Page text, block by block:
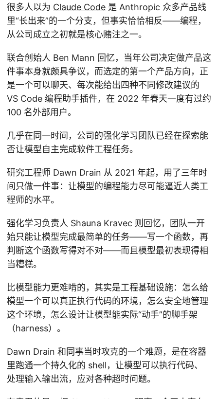
很多人以为 Claude Code 是 Anthropic 众多产品线
里“长出来”的一个分支，但事实恰恰相反——编程，
从公司成立之初就是核心赌注之一。
联合创始人 Ben Mann 回忆，当年公司决定做产品这
件事本身就颇具争议，而选定的第一个产品方向，正
是一个可以聊天、每次能给出四种不同修改建议的
VS Code 编程助手插件，在 2022 年春天一度有过约
100 名外部用户。
几乎在同一时间，公司的强化学习团队已经在探索能
否让模型自主完成软件工程任务。
研究工程师 Dawn Drain 从 2021 年起，用了三年时
间只做一件事：让模型的编程能力尽可能逼近人类工
程师的水平。
强化学习负责人 Shauna Kravec 则回忆，团队一开
始只能让模型完成最简单的任务——写一个函数，再
判断这个函数写得对不对——而且模型最初表现得相
当糟糕。
比模型能力更难啃的，其实是工程基础设施：怎么给
模型一个可以真正执行代码的环境，怎么安全地管理
这个环境，怎么设计让模型能实际“动手”的脚手架
（harness）。
Dawn Drain 和同事当时攻克的一个难题，是在容器
里跑通一个持久化的 shell，让模型可以执行代码、
处理输入输出流，应对各种超时问题。